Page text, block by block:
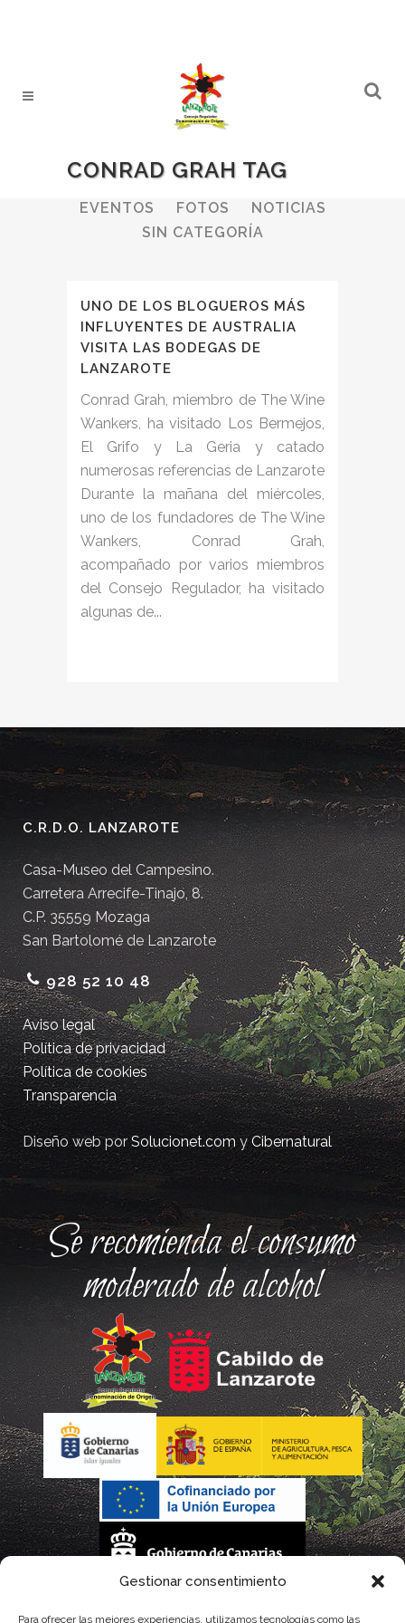
Gestionar consentimiento
Para ofrecer las mejores experiencias, utilizamos tecnologías como las
CONRAD GRAH TAG
ALL BODEGAS
BOLETINES
EVENTOS
FOTOS
NOTICIAS
SIN CATEGORÍA
UNO DE LOS BLOGUEROS MÁS
INFLUYENTES DE AUSTRALIA
VISITA LAS BODEGAS DE
LANZAROTE
Conrad Grah, miembro de The Wine
Wankers, ha visitado Los Bermejos,
El Grifo y La Geria y catado
numerosas referencias de Lanzarote
Durante la mañana del miércoles,
uno de los fundadores de The Wine
Wankers, Conrad Grah,
acompañado por varios miembros
del Consejo Regulador, ha visitado
algunas de...
C.R.D.O. LANZAROTE
Casa-Museo del Campesino.
Carretera Arrecife-Tinajo, 8.
C.P. 35559 Mozaga
San Bartolomé de Lanzarote
928 52 10 48
Aviso legal
Política de privacidad
Política de cookies
Transparencia
Diseño web porSolucionet.comyCibernatural
Se recomienda el consumo
moderado de alcohol